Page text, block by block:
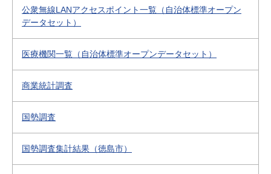
公衆無線LANアクセスポイント一覧（自治体標準オープン
データセット）
医療機関一覧（自治体標準オープンデータセット）
商業統計調査
国勢調査
国勢調査集計結果（徳島市）